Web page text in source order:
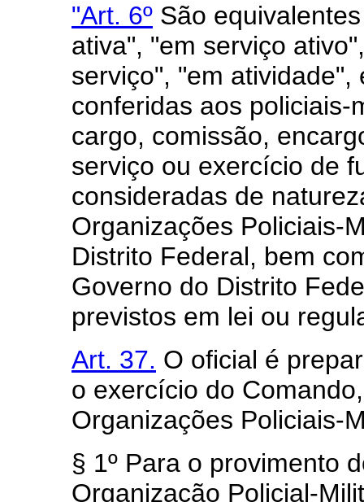
"Art. 6º São
ativa", "em serviço
serviço", "em
conferidas aos policiais-
cargo, comissão,
serviço ou exercício de
consideradas de
Organizações Policiais-
Distrito Federal, bem
Governo do Distrito
previstos em lei ou
Art. 37. O oficial é
o exercício do
Organizações Policiais-
§ 1º Para o provimento
Organização Policial-